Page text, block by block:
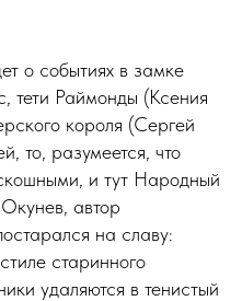
о событиях в замке
тети Раймонды (Ксения
короля (Сергей
то, разумеется, что
и тут Народный
автор
на славу:
старинного
удаляются в тенистый